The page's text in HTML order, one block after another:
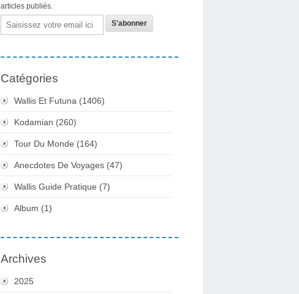
articles publiés.
Email
Catégories
Wallis Et Futuna (1406)
Kodamian (260)
Tour Du Monde (164)
Anecdotes De Voyages (47)
Wallis Guide Pratique (7)
Album (1)
Archives
2025